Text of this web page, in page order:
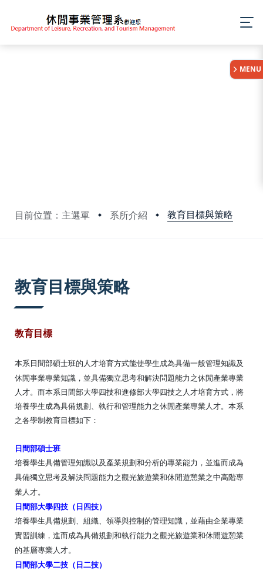
目前位置：主選單 系所介紹 教育目標與策略
MENU
教育目標與策略
教育目標
本系日間部碩士班的人才培育方式能使學生成為具備一般管理知識及
休閒事業專業知識 ，並具備獨立思考和解決問題能力之休閒產業專業
人才。而本系日間部大學四技和進修部大學四技之人才培育方式，將
培養學生成為具備規劃 、 執行和管理能力之休閒產業專業人才。 本系
之各學制教育目標如下：
日間部碩士班
培養學生具備管理知識以及產業規劃和分析的專業能力，並進而成為
具備獨立思考及解決問題能力之觀光旅遊業和休閒遊憩業之中高階專
業人才。
日間部大學四技（日四技）
培養學生具備規劃、組織、領導與控制的管理知識，並藉由企業專業
實習訓練，進而成為具備規劃和執行能力之觀光旅遊業和休閒遊憩業
的基層專業人才。
日間部大學二技（日二技）